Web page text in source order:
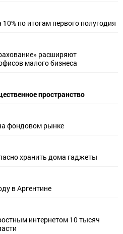
по итогам первого полугодия
расширяют
малого бизнеса
пространство
фондовом рынке
хранить дома гаджеты
в Аргентине
интернетом 10 тысяч